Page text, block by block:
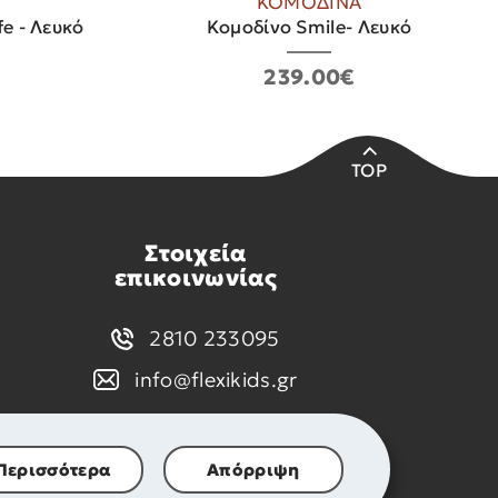
Απόρριψη
- Λευκό
Κομοδίνο Smile- Λευκό
239.00€
TOP
Στοιχεία
επικοινωνίας
2810 233095
info@flexikids.gr